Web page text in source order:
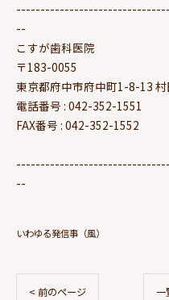
--
こすが歯科医院
〒183-0055
東京都府中市府中町1-8-13
電話番号 : 042-352-1551
FAX番号 : 042-352-1552
--
いわゆる発信事（風）
< 前のページ 一